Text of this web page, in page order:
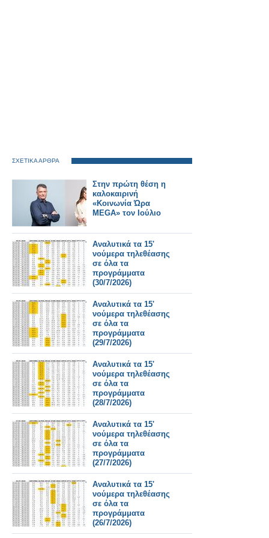
ΣΧΕΤΙΚΑ ΑΡΘΡΑ
Στην πρώτη θέση η
καλοκαιρινή
«Κοινωνία Ώρα
MEGA» τον Ιούλιο
Αναλυτικά τα 15'
νούμερα τηλεθέασης
σε όλα τα
προγράμματα
(30/7/2026)
Αναλυτικά τα 15'
νούμερα τηλεθέασης
σε όλα τα
προγράμματα
(29/7/2026)
Αναλυτικά τα 15'
νούμερα τηλεθέασης
σε όλα τα
προγράμματα
(28/7/2026)
Αναλυτικά τα 15'
νούμερα τηλεθέασης
σε όλα τα
προγράμματα
(27/7/2026)
Αναλυτικά τα 15'
νούμερα τηλεθέασης
σε όλα τα
προγράμματα
(26/7/2026)